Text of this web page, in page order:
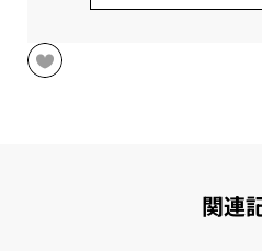
関連